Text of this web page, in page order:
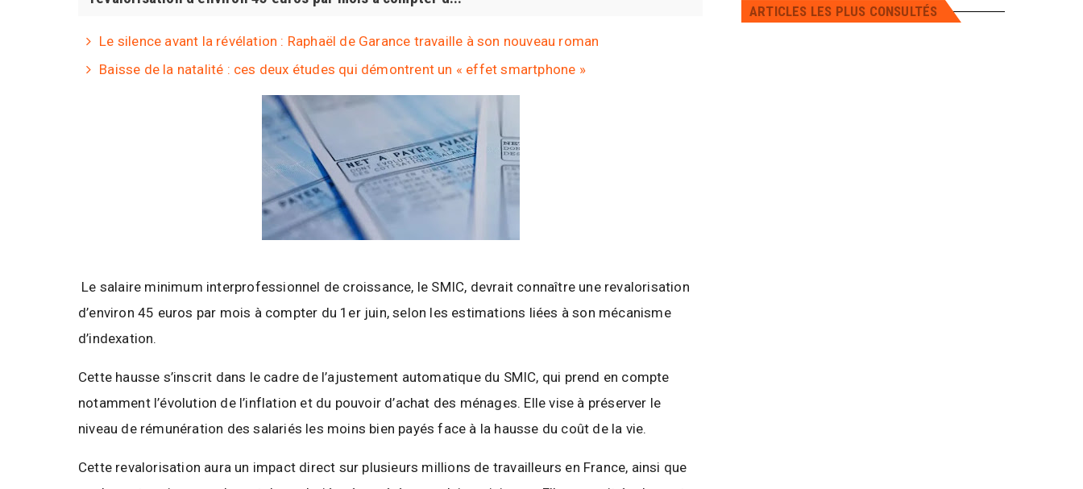
Le silence avant la révélation : Raphaël de Garance travaille à son nouveau roman
Baisse de la natalité : ces deux études qui démontrent un « effet smartphone »
Le salaire minimum interprofessionnel de croissance, le SMIC, devrait connaître une revalorisation
d’environ 45 euros par mois à compter du 1er juin, selon les estimations liées à son mécanisme
d’indexation.
Cette hausse s’inscrit dans le cadre de l’ajustement automatique du SMIC, qui prend en compte
notamment l’évolution de l’inflation et du pouvoir d’achat des ménages. Elle vise à préserver le
niveau de rémunération des salariés les moins bien payés face à la hausse du coût de la vie.
Cette revalorisation aura un impact direct sur plusieurs millions de travailleurs en France, ainsi que
ARTICLES LES PLUS CONSULTÉS